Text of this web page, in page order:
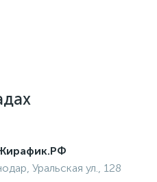
Уральская ул., 128